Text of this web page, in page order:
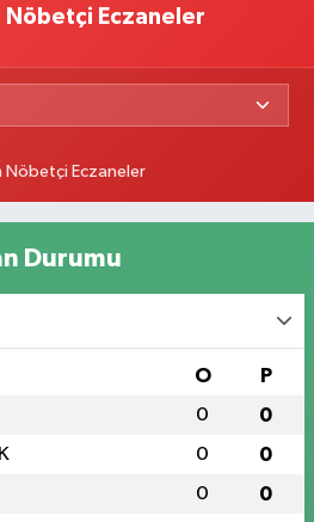
Nöbetçi Eczaneler
Nöbetçi Eczaneler
Durumu
O P
0 0
0 0
0 0